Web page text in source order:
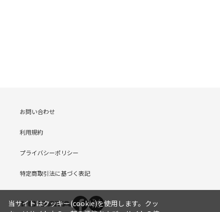
お問い合わせ
利用規約
プライバシーポリシー
特定商取引法に基づく表記
当サイトはクッキー(cookie)を使用します。クッ